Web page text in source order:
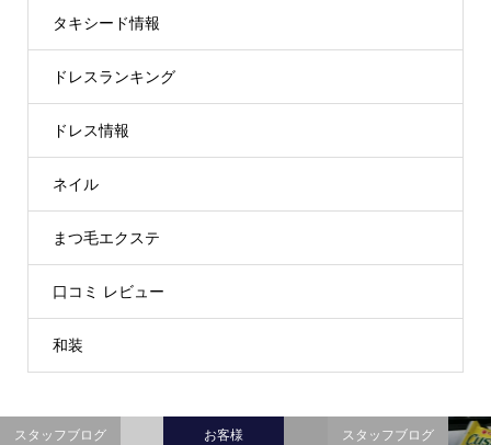
タキシード情報
ドレスランキング
ドレス情報
ネイル
まつ毛エクステ
口コミ レビュー
和装
スタッフブログ お客様 スタッフブログ